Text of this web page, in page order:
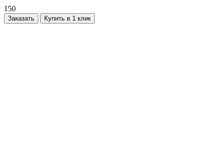
150
Заказать Купить в 1 клик